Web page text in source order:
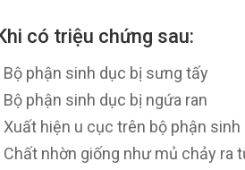
có triệu chứng sau:
Bộ phận sinh dục bị sưng tấy
Bộ phận sinh dục bị ngứa ran
Xuất hiện u cục trên bộ phận sinh
Chất nhờn giống như mủ chảy ra